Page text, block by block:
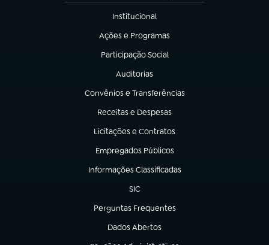
Institucional
(abre em nova aba)
Ações e Programas
(abre em nova aba)
Participação Social
(abre em nova aba)
Auditorias
(abre em nova aba)
Convênios e Transferências
(abre em nova aba)
Receitas e Despesas
(abre em nova aba)
Licitações e Contratos
(abre em nova aba)
Empregados Públicos
(abre em nova aba)
Informações Classificadas
(abre em nova aba)
SIC
(abre em nova aba)
Perguntas Frequentes
(abre em nova aba)
Dados Abertos
(abre em nova aba)